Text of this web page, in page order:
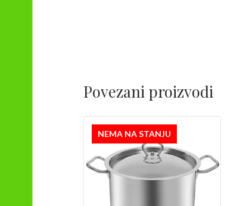
Povezani proizvodi
NEMA NA STANJU